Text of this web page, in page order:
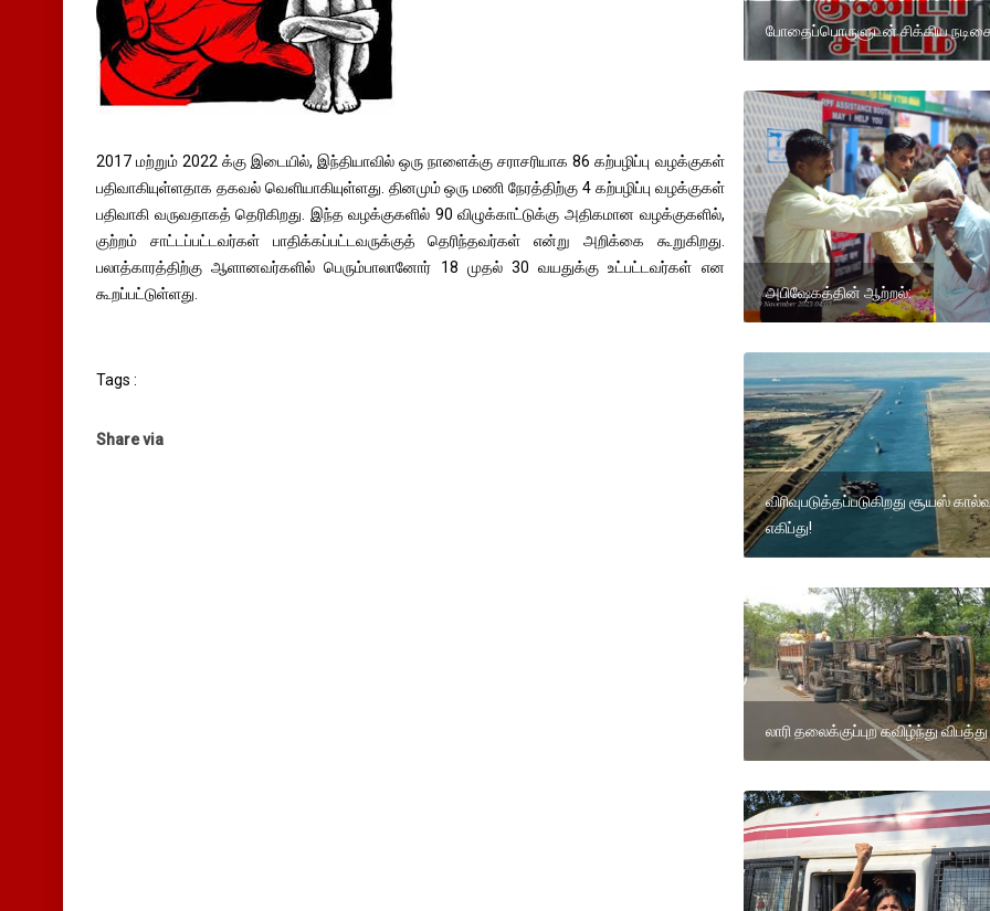
2017 மற்றும் 2022 க்கு இடையில், இந்தியாவில் ஒரு நாளைக்கு சராசரியாக 86 கற்பழிப்பு வழக்குகள்
பதிவாகியுள்ளதாக தகவல் வெளியாகியுள்ளது. தினமும் ஒரு மணி நேரத்திற்கு 4 கற்பழிப்பு வழக்குகள்
பதிவாகி வருவதாகத் தெரிகிறது. இந்த வழக்குகளில் 90 விழுக்காட்டுக்கு அதிகமான வழக்குகளில்,
குற்றம் சாட்டப்பட்டவர்கள் பாதிக்கப்பட்டவருக்குத் தெரிந்தவர்கள் என்று அறிக்கை கூறுகிறது.
பலாத்காரத்திற்கு ஆளானவர்களில் பெரும்பாலானோர் 18 முதல் 30 வயதுக்கு உட்பட்டவர்கள் என
கூறப்பட்டுள்ளது.
Tags :
Share via
போதைப்பொருளுடன் சிக்கிய
அபிஷேகத்தின் ஆற்றல்:
விரிவுபடுத்தப்படுகிறது சூயஸ்
எகிப்து!
லாரி தலைக்குப்புற கவிழ்ந்து விபத்து